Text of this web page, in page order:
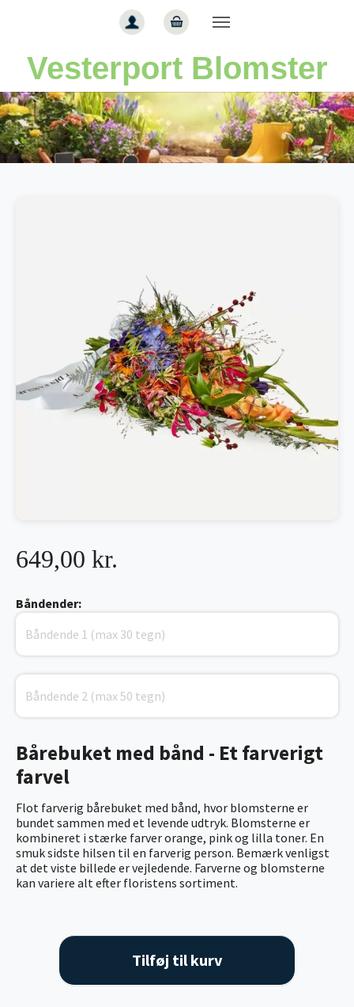
Vesterport Blomster
Bårebuket med bånd - Et farverigt
farvel
Flot farverig bårebuket med bånd, hvor blomsterne er
bundet sammen med et levende udtryk. Blomsterne er
kombineret i stærke farver orange, pink og lilla toner. En
smuk sidste hilsen til en farverig person. Bemærk venligst
at det viste billede er vejledende. Farverne og blomsterne
kan variere alt efter floristens sortiment.
649,00 kr.
Båndender:
Tilføj til kurv